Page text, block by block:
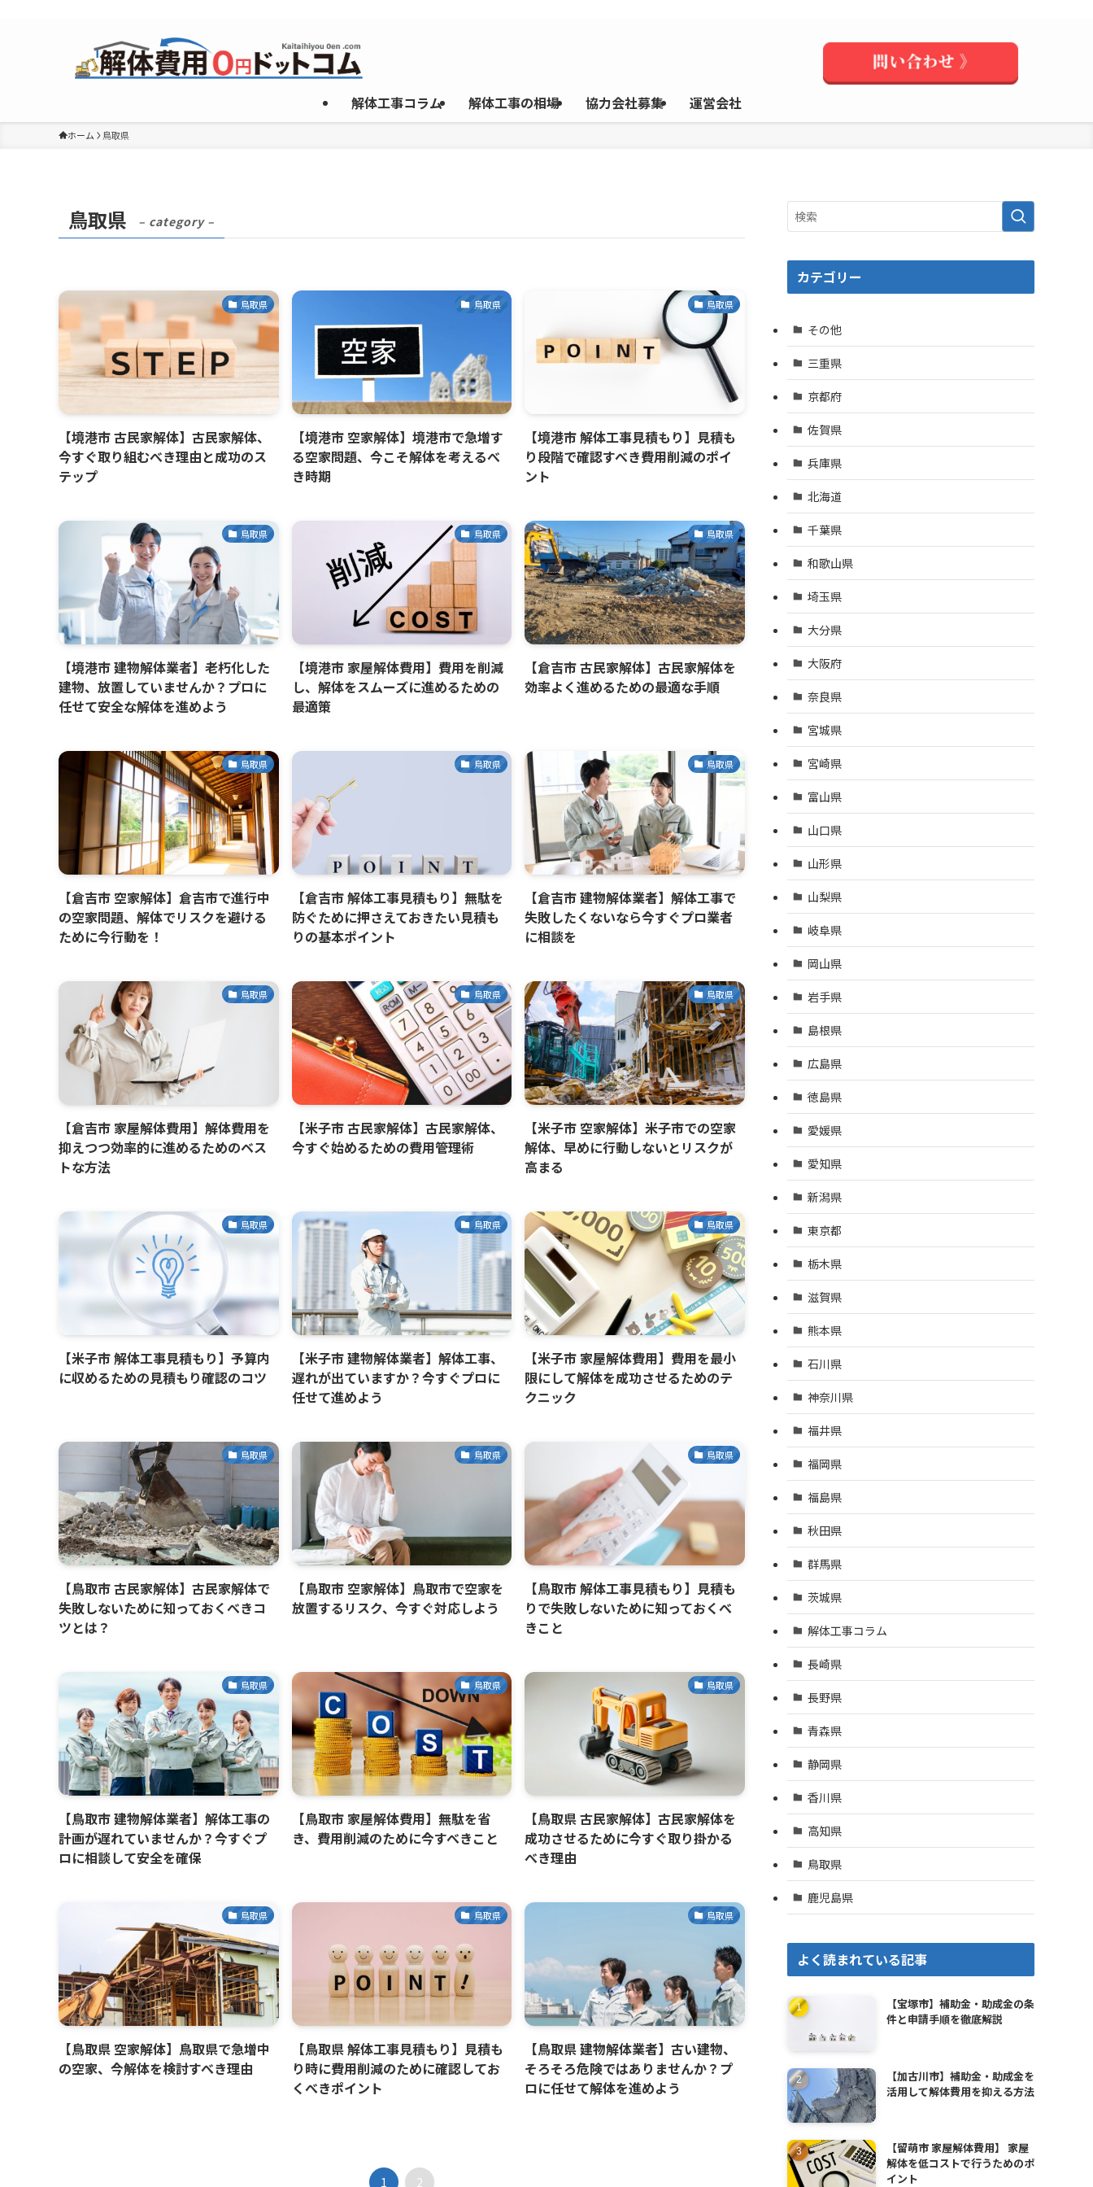
解体工事コラム 解体工事の相場 協力会社募集 運営会社
ホーム 鳥取県
鳥取県 – category –
鳥取県
【境港市 古民家解体】古民家解体、
今すぐ取り組むべき理由と成功のス
テップ
鳥取県
【境港市 空家解体】境港市で急増す
る空家問題、今こそ解体を考えるべ
き時期
鳥取県
【境港市 解体工事見積もり】見積も
り段階で確認すべき費用削減のポイ
ント
鳥取県
【境港市 建物解体業者】老朽化した
建物、放置していませんか？プロに
任せて安全な解体を進めよう
鳥取県
【境港市 家屋解体費用】費用を削減
し、解体をスムーズに進めるための
最適策
鳥取県
【倉吉市 古民家解体】古民家解体を
効率よく進めるための最適な手順
鳥取県
【倉吉市 空家解体】倉吉市で進行中
の空家問題、解体でリスクを避ける
ために今行動を！
鳥取県
【倉吉市 解体工事見積もり】無駄を
防ぐために押さえておきたい見積も
りの基本ポイント
鳥取県
【倉吉市 建物解体業者】解体工事で
失敗したくないなら今すぐプロ業者
に相談を
鳥取県
【倉吉市 家屋解体費用】解体費用を
抑えつつ効率的に進めるためのベス
トな方法
鳥取県
【米子市 古民家解体】古民家解体、
今すぐ始めるための費用管理術
鳥取県
【米子市 空家解体】米子市での空家
解体、早めに行動しないとリスクが
高まる
鳥取県
【米子市 解体工事見積もり】予算内
に収めるための見積もり確認のコツ
鳥取県
【米子市 建物解体業者】解体工事、
遅れが出ていますか？今すぐプロに
任せて進めよう
鳥取県
【米子市 家屋解体費用】費用を最小
限にして解体を成功させるためのテ
クニック
鳥取県
【鳥取市 古民家解体】古民家解体で
失敗しないために知っておくべきコ
ツとは？
鳥取県
【鳥取市 空家解体】鳥取市で空家を
放置するリスク、今すぐ対応しよう
鳥取県
【鳥取市 解体工事見積もり】見積も
りで失敗しないために知っておくべ
きこと
鳥取県
【鳥取市 建物解体業者】解体工事の
計画が遅れていませんか？今すぐプ
ロに相談して安全を確保
鳥取県
【鳥取市 家屋解体費用】無駄を省
き、費用削減のために今すべきこと
鳥取県
【鳥取県 古民家解体】古民家解体を
成功させるために今すぐ取り掛かる
べき理由
鳥取県
【鳥取県 空家解体】鳥取県で急増中
の空家、今解体を検討すべき理由
鳥取県
【鳥取県 解体工事見積もり】見積も
り時に費用削減のために確認してお
くべきポイント
鳥取県
【鳥取県 建物解体業者】古い建物、
そろそろ危険ではありませんか？プ
ロに任せて解体を進めよう
1 2
カテゴリー
その他
三重県
京都府
佐賀県
兵庫県
北海道
千葉県
和歌山県
埼玉県
大分県
大阪府
奈良県
宮城県
宮崎県
富山県
山口県
山形県
山梨県
岐阜県
岡山県
岩手県
島根県
広島県
徳島県
愛媛県
愛知県
新潟県
東京都
栃木県
滋賀県
熊本県
石川県
神奈川県
福井県
福岡県
福島県
秋田県
群馬県
茨城県
解体工事コラム
長崎県
長野県
青森県
静岡県
香川県
高知県
鳥取県
鹿児島県
よく読まれている記事
【宝塚市】補助金・助成金の条
件と申請手順を徹底解説
【加古川市】補助金・助成金を
活用して解体費用を抑える方法
【留萌市 家屋解体費用】 家屋
解体を低コストで行うためのポ
イント